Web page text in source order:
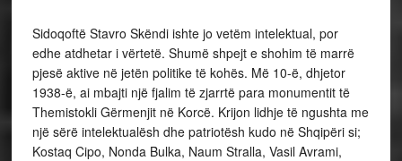
Sidoqoftë Stavro Skëndi ishte jo vetëm intelektual, por
edhe atdhetar i vërtetë. Shumë shpejt e shohim të marrë
pjesë aktive në jetën politike të kohës. Më 10-ë, dhjetor
1938-ë, ai mbajti një fjalim të zjarrtë para monumentit të
Themistokli Gërmenjit në Korcë. Krijon lidhje të ngushta me
një sërë intelektualësh dhe patriotësh kudo në Shqipëri si;
Kostaq Cipo, Nonda Bulka, Naum Stralla, Vasil Avrami,